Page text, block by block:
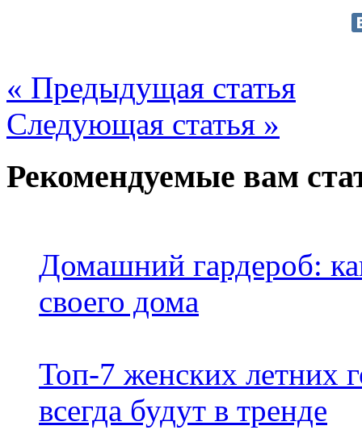
« Предыдущая статья
Следующая статья »
Рекомендуемые вам
Домашний гардероб:
своего дома
Топ-7 женских летних
всегда будут в тренде